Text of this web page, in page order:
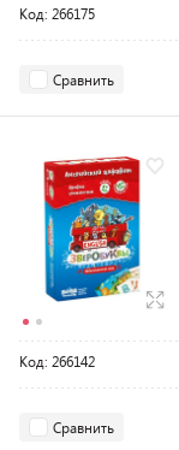
Код: 266175
Сравнить
Код: 266142
Сравнить